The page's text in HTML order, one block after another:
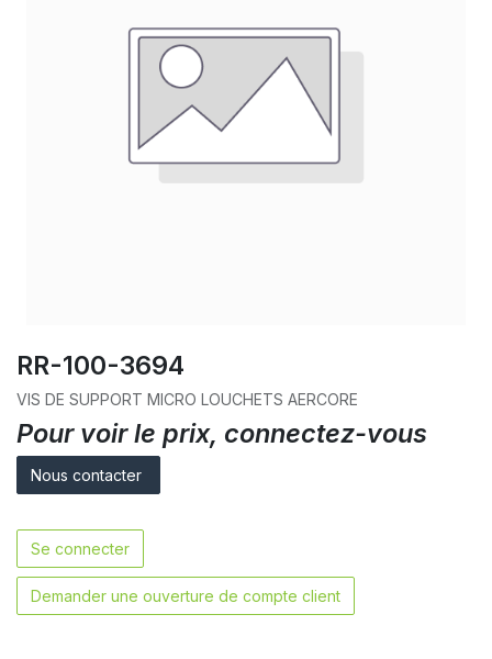
RR-100-3694
VIS DE SUPPORT MICRO LOUCHETS AERCORE
Pour voir le prix, connectez-vous
Nous contacter
Se connecter
Demander une ouverture de compte client